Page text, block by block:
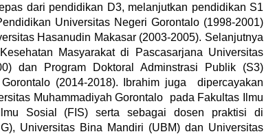
dari pendidikan D3, melanjutkan pendidikan S1
Universitas Negeri Gorontalo (1998-2001)
Hasanudin Makasar (2003-2005). Selanjutnya
Masyarakat di Pascasarjana Universitas
dan Program Doktoral Adminstrasi Publik (S3)
(2014-2018). Ibrahim juga dipercayakan
Muhammadiyah Gorontalo pada Fakultas Ilmu
Sosial (FIS) serta sebagai dosen praktisi di
Universitas Bina Mandiri (UBM) dan Universitas